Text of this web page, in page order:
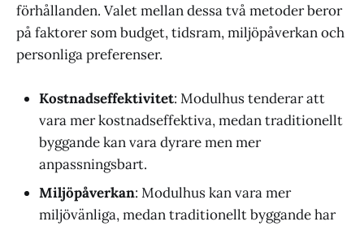
förhållanden. Valet mellan dessa två metoder beror
på faktorer som budget, tidsram, miljöpåverkan och
personliga preferenser.
Kostnadseffektivitet: Modulhus tenderar att
vara mer kostnadseffektiva, medan traditionellt
byggande kan vara dyrare men mer
anpassningsbart.
Miljöpåverkan: Modulhus kan vara mer
miljövänliga, medan traditionellt byggande har